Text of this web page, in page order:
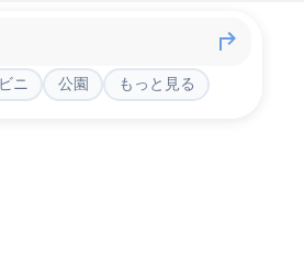
ニ 公園 もっと見る